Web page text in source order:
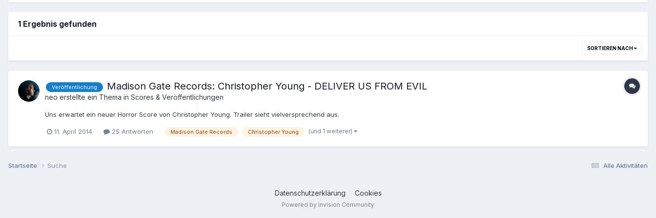
1 Ergebnis gefunden
SORTIEREN NACH
Veröffentlichung Madison Gate Records: Christopher Young - DELIVER US FROM EVIL
neo erstellte ein Thema in Scores & Veröffentlichungen
Uns erwartet ein neuer Horror Score von Christopher Young. Trailer sieht vielversprechend aus.
11. April 2014 25 Antworten Madison Gate Records Christopher Young (und 1 weiterer)
Alle Aktivitäten
Startseite Suche
Datenschutzerklärung Cookies
Powered by Invision Community